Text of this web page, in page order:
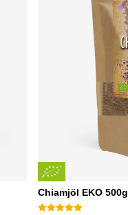
Chiamjöl EKO 500g